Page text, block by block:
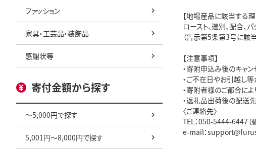
ファッション
家具・工芸品・装飾品
感謝状等
寄付金額から探す
～5,000円で探す
5,001円～8,000円で探す
【地場産品に該当する理
ロースト、選別、配合、
（告示第5条第3号に該当
【注意事項】
・寄附申込み後のキャン
・ご不在日やお引越し
・寄附者様のご都合に
・返礼品出荷後の配送
〈ご連絡先〉
TEL：050-5444-6447（
e-mail：